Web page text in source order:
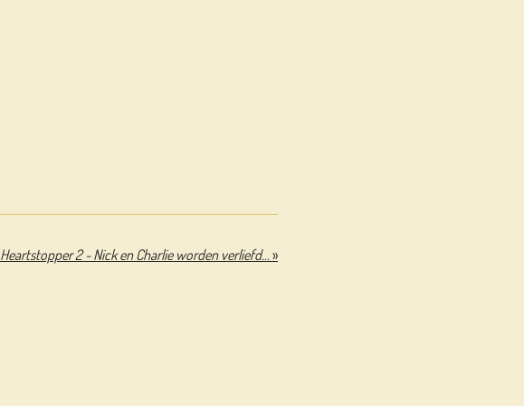
Heartstopper 2 - Nick en Charlie worden verliefd... »